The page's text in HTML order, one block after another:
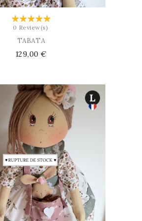
0 Review(s)
TABATA
Prix
129,00 €